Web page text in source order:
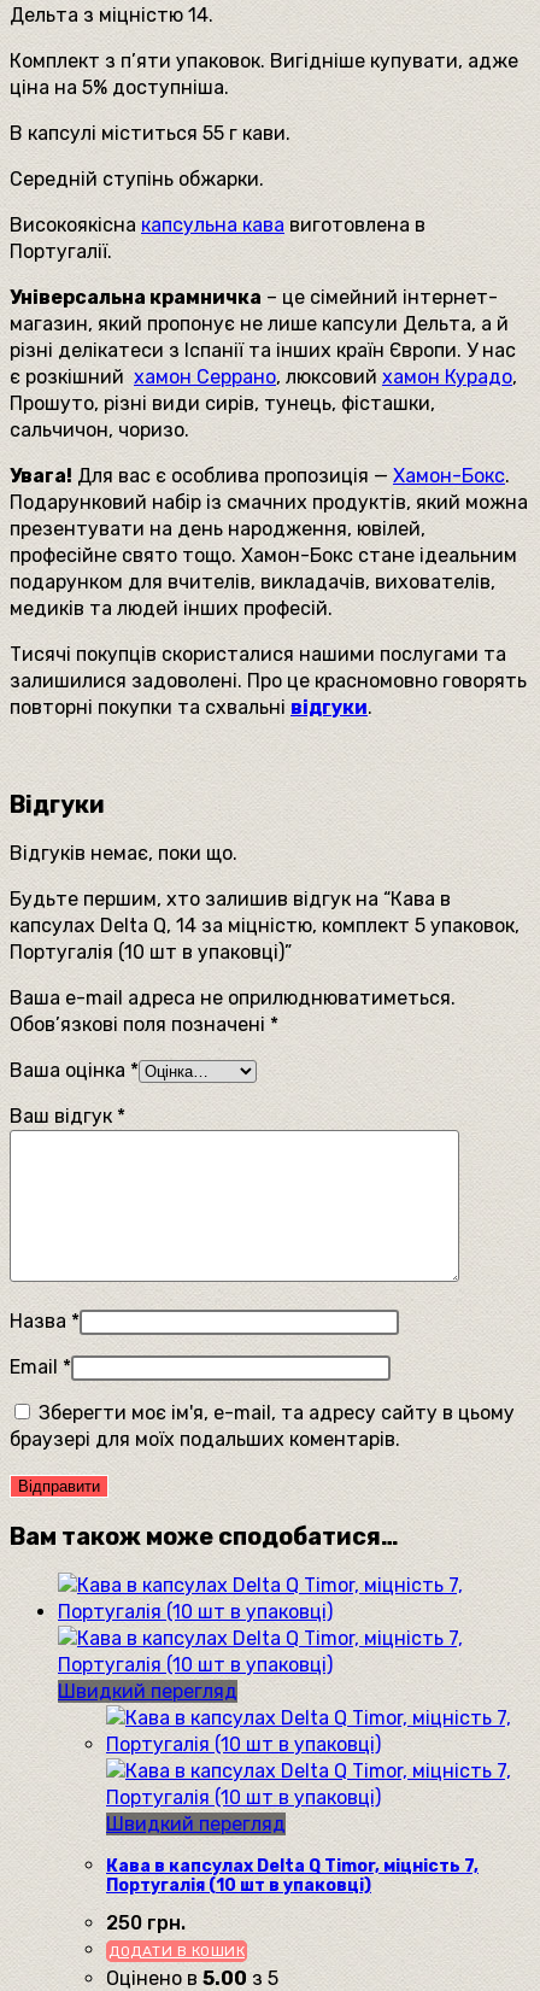
(10
шт
в
упаковці)
кількість
Дельта з міцністю 14.
Комплект з п’яти упаковок. Вигідніше купувати, адже
ціна на 5% доступніша.
В капсулі міститься 55 г кави.
Середній ступінь обжарки.
Високоякісна капсульна кава виготовлена в
Португалії.
Універсальна крамничка – це сімейний інтернет-
магазин, який пропонує не лише капсули Дельта, а й
різні делікатеси з Іспанії та інших країн Європи. У нас
є розкішний хамон Серрано, люксовий хамон Курадо,
Прошуто, різні види сирів, тунець, фісташки,
сальчичон, чоризо.
Увага! Для вас є особлива пропозиція — Хамон-Бокс.
Подарунковий набір із смачних продуктів, який можна
презентувати на день народження, ювілей,
професійне свято тощо. Хамон-Бокс стане ідеальним
подарунком для вчителів, викладачів, вихователів,
медиків та людей інших професій.
Тисячі покупців скористалися нашими послугами та
залишилися задоволені. Про це красномовно говорять
повторні покупки та схвальні відгуки.
Відгуки
Відгуків немає, поки що.
Будьте першим, хто залишив відгук на “Кава в
капсулах Delta Q, 14 за міцністю, комплект 5 упаковок,
Португалія (10 шт в упаковці)”
Ваша e-mail адреса не оприлюднюватиметься.
Обов’язкові поля позначені *
Ваша оцінка *
Ваш відгук *
Назва *
Email *
Зберегти моє ім'я, e-mail, та адресу сайту в цьому
браузері для моїх подальших коментарів.
Вам також може сподобатися…
Швидкий перегляд
Швидкий перегляд
Кава в капсулах Delta Q Timor, міцність 7,
Португалія (10 шт в упаковці)
250 грн.
ДОДАТИ В КОШИК
Оцінено в 5.00 з 5